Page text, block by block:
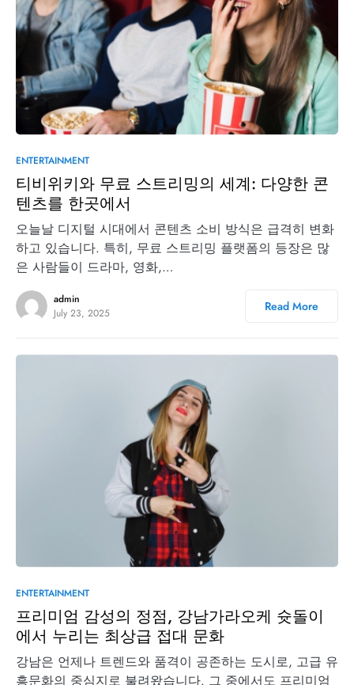
ENTERTAINMENT
티비위키와 무료 스트리밍의 세계: 다양한 콘
텐츠를 한곳에서
오늘날 디지털 시대에서 콘텐츠 소비 방식은 급격히 변화
하고 있습니다. 특히, 무료 스트리밍 플랫폼의 등장은 많
은 사람들이 드라마, 영화,…
admin
July 23, 2025
Read More
ENTERTAINMENT
프리미엄 감성의 정점, 강남가라오케 슛돌이
에서 누리는 최상급 접대 문화
강남은 언제나 트렌드와 품격이 공존하는 도시로, 고급 유
흥문화의 중심지로 불려왔습니다. 그 중에서도 프리미엄